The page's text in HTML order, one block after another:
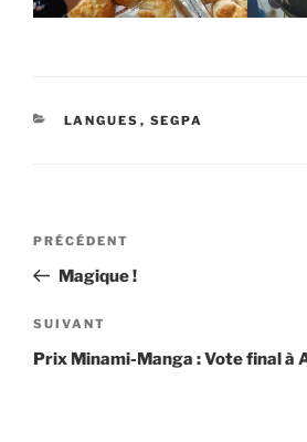
CATÉGORIES
LANGUES , SEGPA
Navigation
l’article
Article
précédent
PRÉCÉDENT
Magique !
Article
suivant
SUIVANT
Prix Minami-Manga : Vote final à